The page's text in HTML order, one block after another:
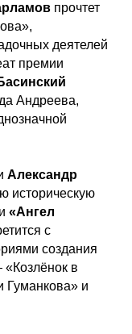
прочтет
деятелей
премии
Андреева,
Александр
историческую
«Ангел
с
создания
в
Гуманкова» и